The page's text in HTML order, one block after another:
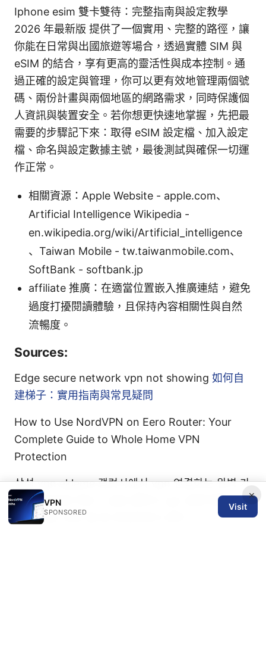
Iphone esim 雙卡雙待：完整指南與設定教學
2026 年最新版 提供了一個實用、完整的路徑，讓
你能在日常與出國旅遊等場合，透過實體 SIM 與
eSIM 的結合，享有更高的靈活性與成本控制。通
過正確的設定與管理，你可以更有效地管理兩個號
碼、兩份計畫與兩個地區的網路需求，同時保護個
人資訊與裝置安全。若你想更快速地掌握，先把最
需要的步驟記下來：取得 eSIM 設定檔、加入設定
檔、命名與設定數據主號，最後測試與確保一切運
作正常。
相關資源：Apple Website - apple.com、
Artificial Intelligence Wikipedia -
en.wikipedia.org/wiki/Artificial_intelligence
、Taiwan Mobile - tw.taiwanmobile.com、
SoftBank - softbank.jp
affiliate 推廣：在適當位置嵌入推廣連結，避免
過度打擾閱讀體驗，且保持內容相關性與自然
流暢度。
Sources:
Edge secure network vpn not showing 如何自
建梯子：實用指南與常見疑問
How to Use NordVPN on Eero Router: Your
Complete Guide to Whole Home VPN
Protection
삼성 vpn ekleme 갤럭시에서 vpn 연결하는 완벽 가
이드 2025년 최신 - 삼성 갤럭시 vpn 설정 방법, 속
도 최적화, 보안 팁 및 프라이버시 관리
×
VPN
SPONSORED
Visit